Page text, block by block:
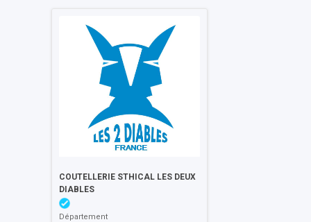
COUTELLERIE STHICAL LES DEUX
DIABLES
Département